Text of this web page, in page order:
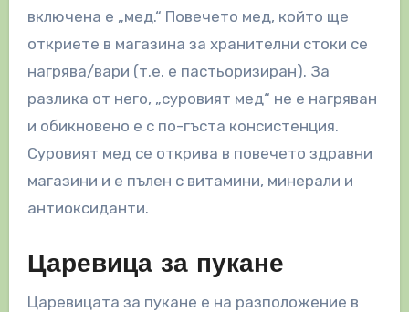
включена е „мед.“ Повечето мед, който ще
откриете в магазина за хранителни стоки се
нагрява/вари (т.е. е пастьоризиран). За
разлика от него, „суровият мед“ не е нагряван
и обикновено е с по-гъста консистенция.
Суровият мед се открива в повечето здравни
магазини и е пълен с витамини, минерали и
антиоксиданти.
Царевица за пукане
Царевицата за пукане е на разположение в